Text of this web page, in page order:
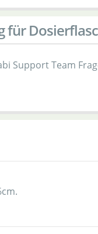
für
Support Team